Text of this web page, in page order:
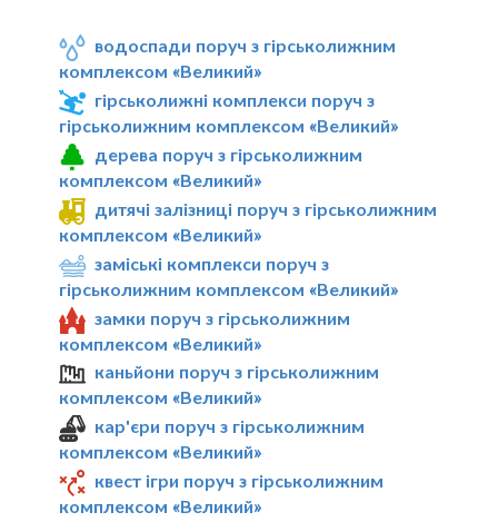
водоспади поруч з гірськолижним
комплексом «Великий»
гірськолижні комплекси поруч з
гірськолижним комплексом «Великий»
дерева поруч з гірськолижним
комплексом «Великий»
дитячі залізниці поруч з гірськолижним
комплексом «Великий»
заміські комплекси поруч з
гірськолижним комплексом «Великий»
замки поруч з гірськолижним
комплексом «Великий»
каньйони поруч з гірськолижним
комплексом «Великий»
кар'єри поруч з гірськолижним
комплексом «Великий»
квест ігри поруч з гірськолижним
комплексом «Великий»